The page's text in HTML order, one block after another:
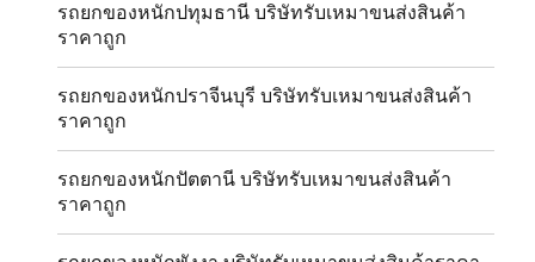
รถยกของหนักปทุมธานี บริษัทรับเหมาขนส่งสินค้า
ราคาถูก
รถยกของหนักปราจีนบุรี บริษัทรับเหมาขนส่งสินค้า
ราคาถูก
รถยกของหนักปัตตานี บริษัทรับเหมาขนส่งสินค้า
ราคาถูก